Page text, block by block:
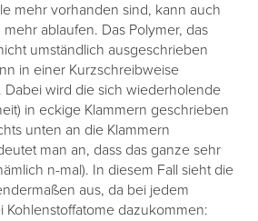
mehr vorhanden sind, kann auch
ablaufen. Das Polymer, das
umständlich ausgeschrieben
in einer Kurzschreibweise
wird die sich wiederholende
in eckige Klammern geschrieben
unten an die Klammern
man an, dass das ganze sehr
n-mal). In diesem Fall sieht die
aus, da bei jedem
Kohlenstoffatome dazukommen: